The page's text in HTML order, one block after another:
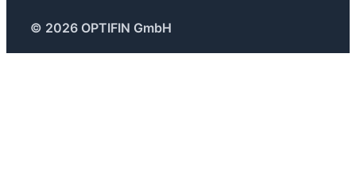
© 2026 OPTIFIN GmbH